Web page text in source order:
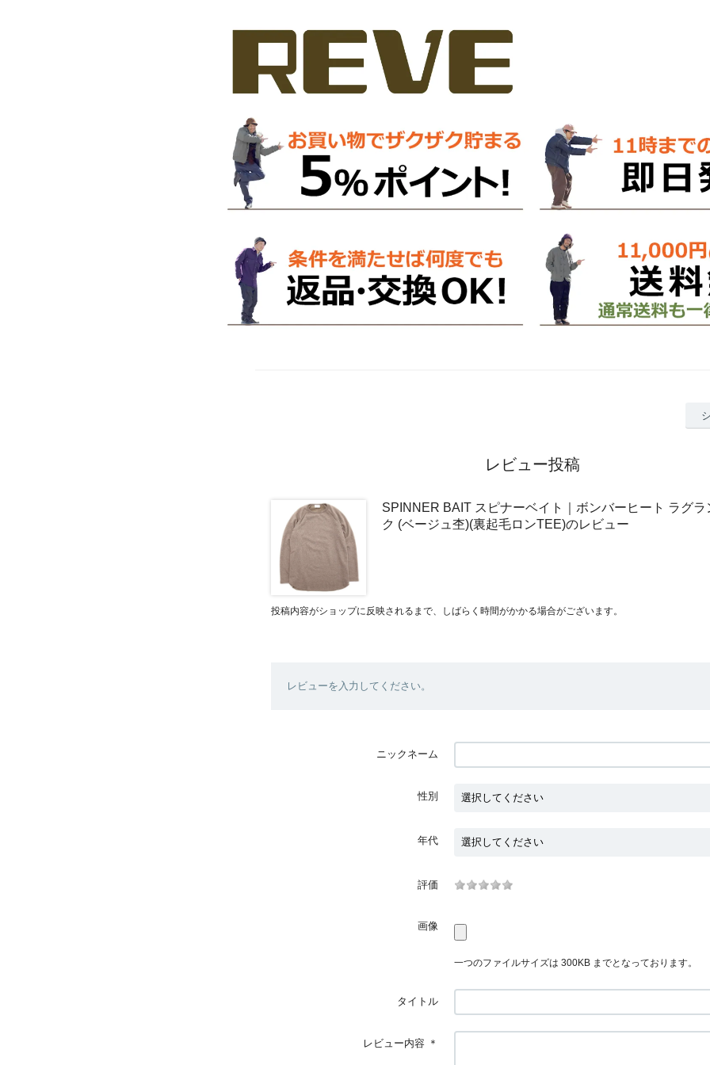
レビュー投稿
SPINNER BAIT スピナーベイト｜ボンバーヒート ラグラ
ク (ベージュ杢)(裏起毛ロンTEE)のレビュー
投稿内容がショップに反映されるまで、しばらく時間がかかる場合がございます。
レビューを入力してください。
ニックネーム
性別
年代
評価
画像
一つのファイルサイズは 300KB までとなっております。
タイトル
レビュー内容 ＊